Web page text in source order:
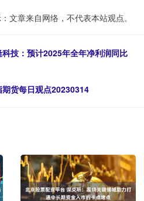
文章来自网络，不代表本站观点。
技：预计2025年全年净利润同比
货每日观点20230314